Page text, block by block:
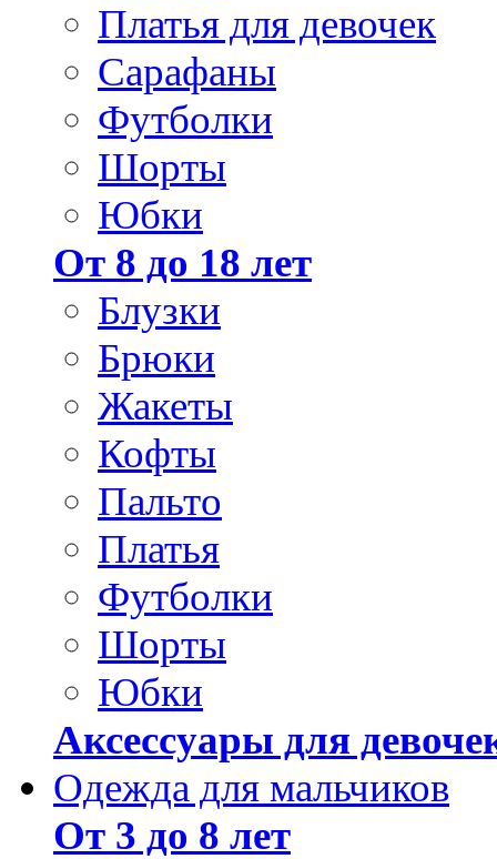
Платья для девочек
Сарафаны
Футболки
Шорты
Юбки
От 8 до 18 лет
Блузки
Брюки
Жакеты
Кофты
Пальто
Платья
Футболки
Шорты
Юбки
Аксессуары для
Одежда для мальчиков
От 3 до 8 лет